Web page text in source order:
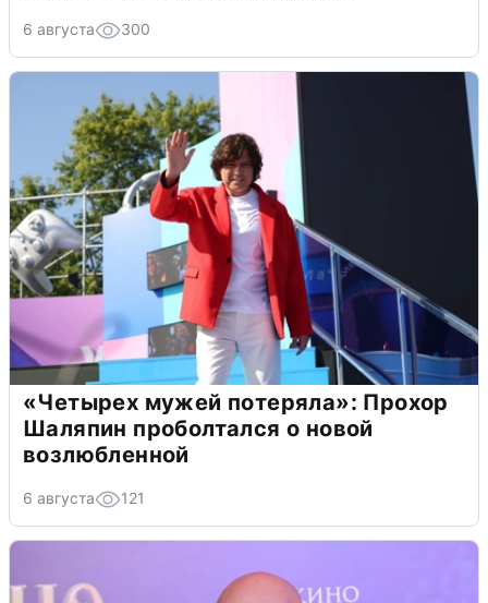
6 августа 300
«Четырех мужей потеряла»: Прохор
Шаляпин проболтался о новой
возлюбленной
6 августа 121